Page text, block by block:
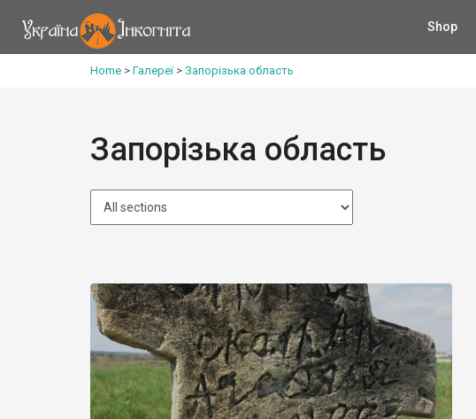
Shop
Home > Галереї> Запорізька область
Запорізька область